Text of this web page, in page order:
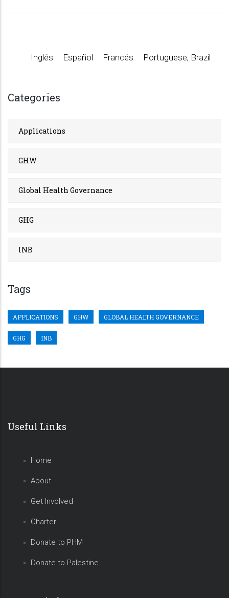
Inglés Español Francés Portuguese, Brazil
Categories
Applications
GHW
Global Health Governance
GHG
INB
Tags
APPLICATIONS GHW GLOBAL HEALTH GOVERNANCE
GHG INB
Useful Links
Home
About
Get Involved
Charter
Donate to PHM
Donate to Palestine